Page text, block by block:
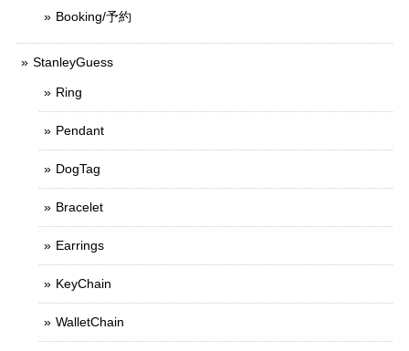
Booking/予約
StanleyGuess
Ring
Pendant
DogTag
Bracelet
Earrings
KeyChain
WalletChain